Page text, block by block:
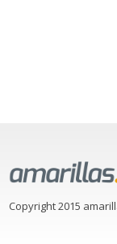
Copyright 2015